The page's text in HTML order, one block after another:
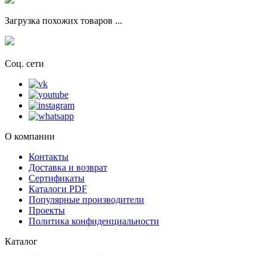
Загрузка похожих товаров ...
Соц. сети
О компании
Контакты
Доставка и возврат
Сертификаты
Каталоги PDF
Популярные производители
Проекты
Политика конфиденциальности
Каталог